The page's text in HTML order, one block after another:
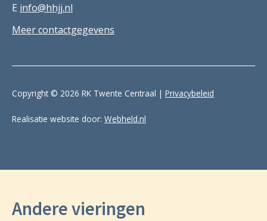
E info@hhjj.nl
Meer contactgegevens
Copyright © 2026 RK Twente Centraal | Privacybeleid
Realisatie website door: Webheld.nl
Andere vieringen